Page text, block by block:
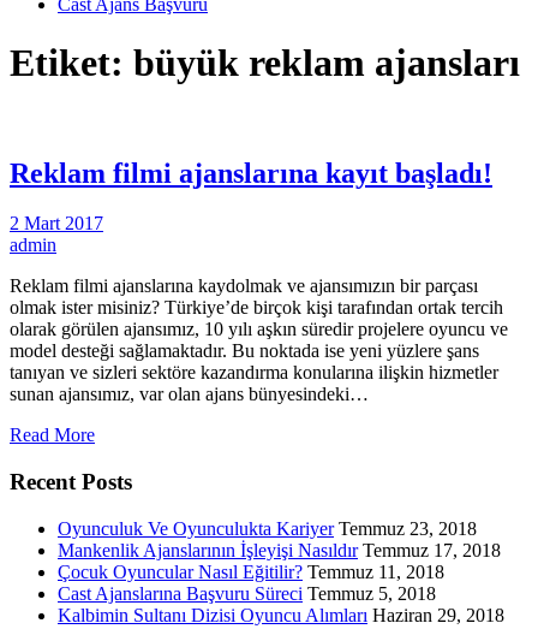
Etiket: büyük reklam ajansları
Reklam filmi ajanslarına kayıt başladı!
2 Mart 2017
admin
Reklam filmi ajanslarına kaydolmak ve ajansımızın bir parçası
olmak ister misiniz? Türkiye’de birçok kişi tarafından ortak tercih
olarak görülen ajansımız, 10 yılı aşkın süredir projelere oyuncu ve
model desteği sağlamaktadır. Bu noktada ise yeni yüzlere şans
tanıyan ve sizleri sektöre kazandırma konularına ilişkin hizmetler
sunan ajansımız, var olan ajans bünyesindeki…
Read More
Recent Posts
Oyunculuk Ve Oyunculukta Kariyer Temmuz 23, 2018
Mankenlik Ajanslarının İşleyişi Nasıldır Temmuz 17, 2018
Çocuk Oyuncular Nasıl Eğitilir? Temmuz 11, 2018
Cast Ajanslarına Başvuru Süreci Temmuz 5, 2018
Kalbimin Sultanı Dizisi Oyuncu Alımları Haziran 29, 2018